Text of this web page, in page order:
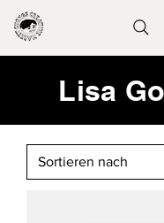
Lisa